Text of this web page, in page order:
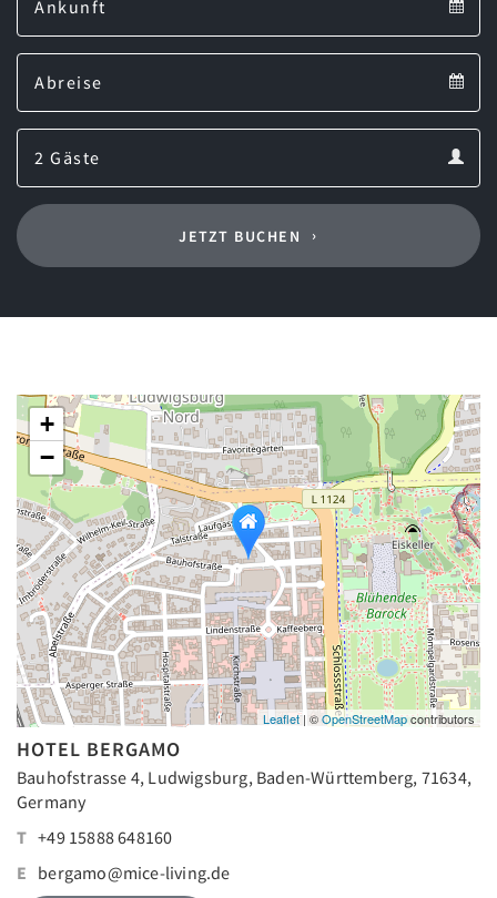
JETZT BUCHEN
+
−
Leaflet| ©OpenStreetMapcontributors
HOTEL BERGAMO
Bauhofstrasse 4, Ludwigsburg, Baden-Württemberg, 71634,
Germany
T +49 15888 648160
E bergamo@mice-living.de